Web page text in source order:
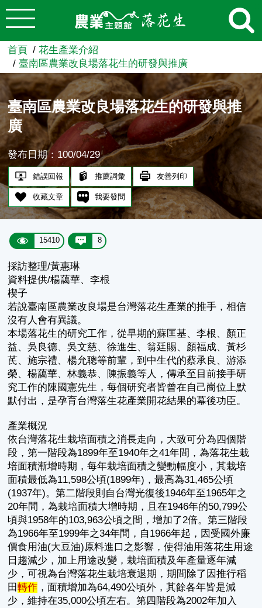
跳到主要內容
農業知識入口網
首頁
花生產業介紹
臺南區農業改良場落花生的研發與推廣
臺南區農業改良場落花生的研發與推
廣
發布日期：100/04/29
錯誤回報 推薦詞彙 友善列印
收藏文章 我要發問
15410 8
採訪整理/黃惠琳
資料提供/楊藹華、李根
楔子
若說臺南區農業改良場是台灣落花生產業的推手，相信
沒有人會有異議。
本場落花生的研究工作，從早期的蘇匡基、李根、顏正
益、吳良德、吳文慈、徐進生、翁廷賜、顏福成、黃杉
芪、施宗禮、楊允聰等前輩，到中生代的蔡承良、游添
榮、楊藹華、林義恭、陳振義等人，傳承至目前接手研
究工作的陳國憲先生，每個研究者皆曾在自己崗位上默
默付出，是孕育台灣落生花產業開花結果的幕後功臣。
產業概況
依台灣落花生栽培面積之消長走向，大致可分為四個階
段，第一階段為1899年至1940年之41年間，為落花生栽
培面積漸增時期，每年栽培面積之變動幅度小，其栽培
面積最低為11,598公頃(1899年)，最高為31,465公頃
(1937年)。第二階段則自台灣光復後1946年至1965年之
20年間，為栽培面積大增時期，且在1946年的50,799公
頃與1958年的103,963公頃之間，增加了2倍。第三階段
為1966年至1999年之34年間，自1966年起，因受國外廉
價食用油(大豆油)原料進口之影響，使得油用落花生用途
日趨減少，加上用途改變，栽培面積及年產量逐年減
少，可視為台灣落花生栽培衰退期，期間除了因推行稻
田轉作 ，面積增加為64,490公頃外，其餘各年皆是減
少，維持在35,000公頃左右。第四階段為2002年加入